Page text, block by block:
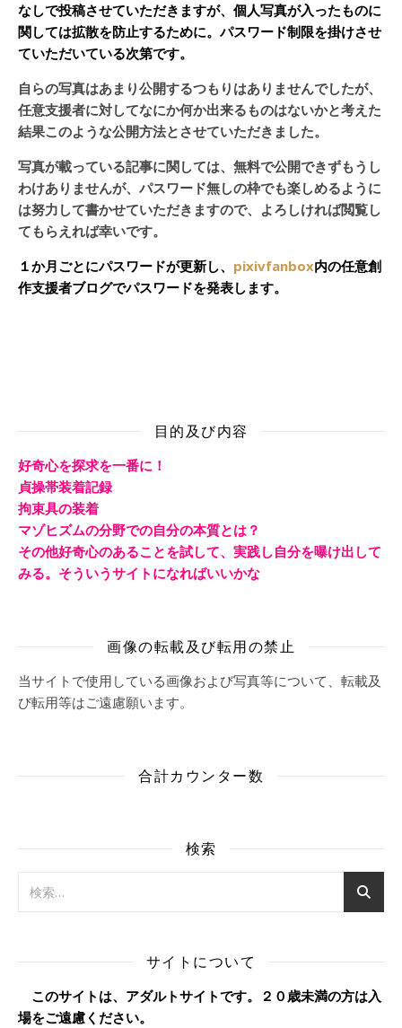
なしで投稿させていただきますが、個人写真が入ったものに
関しては拡散を防止するために。パスワード制限を掛けさせ
ていただいている次第です。
自らの写真はあまり公開するつもりはありませんでしたが、
任意支援者に対してなにか何か出来るものはないかと考えた
結果このような公開方法とさせていただきました。
写真が載っている記事に関しては、無料で公開できずもうし
わけありませんが、パスワード無しの枠でも楽しめるように
は努力して書かせていただきますので、よろしければ閲覧し
てもらえれば幸いです。
１か月ごとにパスワードが更新し、 pixivfanbox内の任意創
作支援者ブログでパスワードを発表します。
目的及び内容
好奇心を探求を一番に！
貞操帯装着記録
拘束具の装着
マゾヒズムの分野での自分の本質とは？
その他好奇心のあることを試して、実践し自分を曝け出して
みる。そういうサイトになればいいかな
画像の転載及び転用の禁止
当サイトで使用している画像および写真等について、転載及
び転用等はご遠慮願います。
合計カウンター数
検索
サイトについて
このサイトは、アダルトサイトです。２０歳未満の方は入
場をご遠慮ください。